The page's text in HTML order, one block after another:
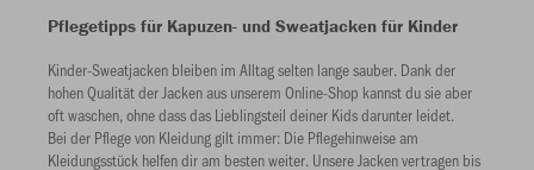
Pflegetipps für Kapuzen- und Sweatjacken für Kinder
Kinder-Sweatjacken bleiben im Alltag selten lange sauber. Dank der
hohen Qualität der Jacken aus unserem Online-Shop kannst du sie aber
oft waschen, ohne dass das Lieblingsteil deiner Kids darunter leidet.
Bei der Pflege von Kleidung gilt immer: Die Pflegehinweise am
Kleidungsstück helfen dir am besten weiter. Unsere Jacken vertragen bis